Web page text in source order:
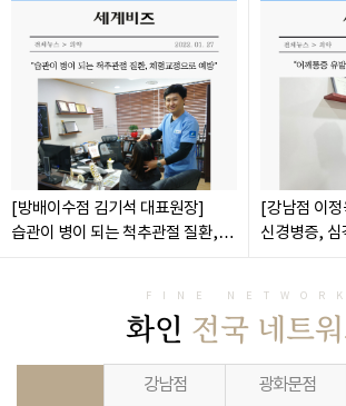
치료 늘어
[방배이수점 김기석 대표원장]
습관이 병이 되는 척추관절 질환,
[강남점 이
신경병증, 심
FINE NETWORK
화인 전국 네트워
강남점 광화문점